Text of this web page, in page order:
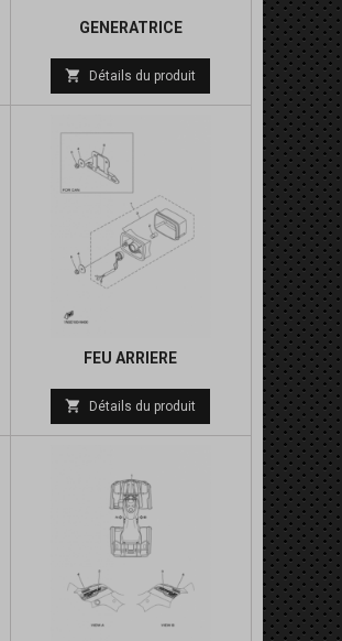
GENERATRICE
Prix
de
 Détails du produit
FEU ARRIERE
Prix
de
 Détails du produit